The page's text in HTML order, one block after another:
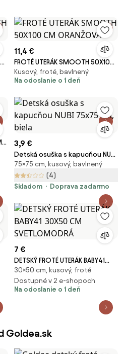
11,4 €
FROTÉ UTERÁK SMOOTH 50X100
CM ORANŽOVÁ
Kusový, froté, bavlnený
Na odoslanie o 1 deň
3,9 €
Detská osuška s kapucňou NUBI
75x75 cm, biela
75×75 cm, kusový, bavlnený
(4)
Skladom
Doprava zadarmo
7 €
DETSKÝ FROTÉ UTERÁK BABY41
30X50 CM SVETLOMODRÁ
30×50 cm, kusový, froté
Dostupné v 2 e-shopoch
Na odoslanie o 1 deň
Goldea.sk